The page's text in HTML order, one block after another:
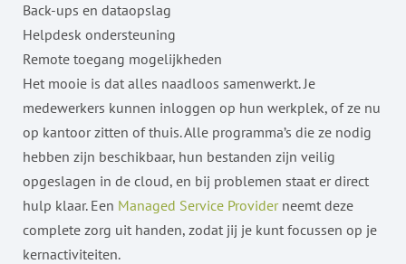
Back-ups en dataopslag
Helpdesk ondersteuning
Remote toegang mogelijkheden
Het mooie is dat alles naadloos samenwerkt. Je
medewerkers kunnen inloggen op hun werkplek, of ze nu
op kantoor zitten of thuis. Alle programma’s die ze nodig
hebben zijn beschikbaar, hun bestanden zijn veilig
opgeslagen in de cloud, en bij problemen staat er direct
hulp klaar. Een Managed Service Providerneemt deze
complete zorg uit handen, zodat jij je kunt focussen op je
kernactiviteiten.